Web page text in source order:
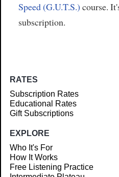
Speed (G.U.T.S.) course.
subscription.
RATES
Subscription Rates
Educational Rates
Gift Subscriptions
EXPLORE
Who It's For
How It Works
Free Listening Practice